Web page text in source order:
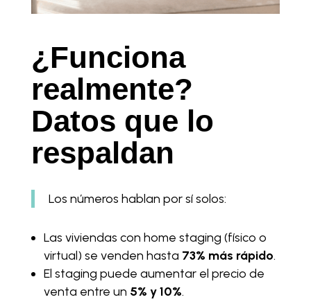
¿Funciona
realmente?
Datos que lo
respaldan
Los números hablan por sí solos:
Las viviendas con home staging (físico o
virtual) se venden hasta 73% más rápido.
El staging puede aumentar el precio de
venta entre un 5% y 10%.